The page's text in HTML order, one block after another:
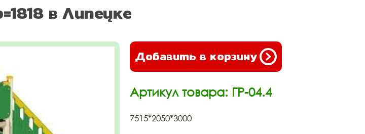
в Липецке
Добавить в корзину
Артикул товара: ГР-04.4
7515*2050*3000